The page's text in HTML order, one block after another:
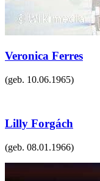
Veronica Ferres
(geb. 10.06.1965)
Lilly Forgách
(geb. 08.01.1966)